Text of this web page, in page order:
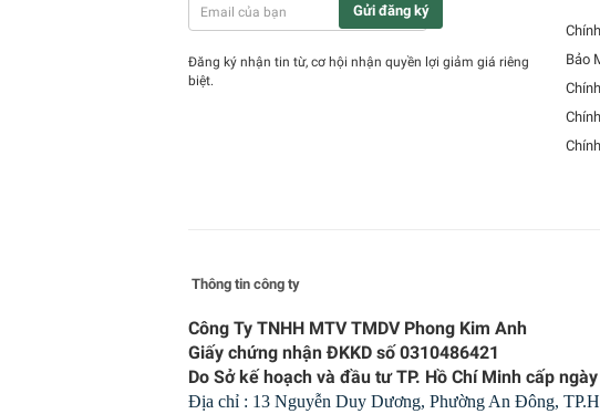
Gửi đăng ký
Đăng ký nhận tin từ, cơ hội nhận quyền lợi giảm giá riêng
biệt.
Bảo
Thông tin công ty
Công Ty TNHH MTV TMDV Phong Kim Anh
Giấy chứng nhận ĐKKD số 0310486421
Do Sở kế hoạch và đầu tư TP. Hồ Chí Minh cấp
Địa chỉ : 13 Nguyễn Duy Dương, Phường An Đông,